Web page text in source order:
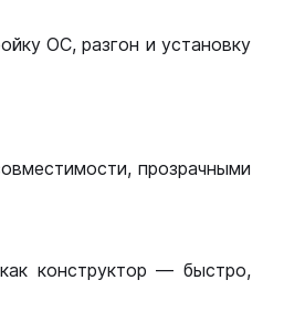
ОС, разгон и установку
прозрачными
конструктор — быстро,